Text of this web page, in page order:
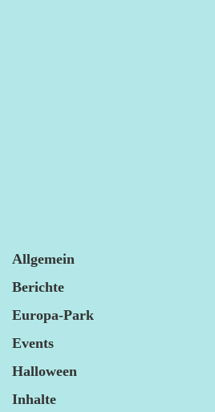
Allgemein
Berichte
Europa-Park
Events
Halloween
Inhalte